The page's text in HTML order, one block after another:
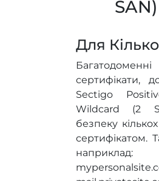
SAN)
Для
сертифікати,
Sectigo
Wildcard (2
безпеку
сертифікатом.